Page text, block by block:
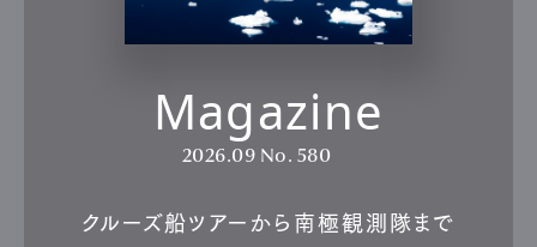
Magazine
2026.09 No. 580
クルーズ船ツアーから南極観測隊まで